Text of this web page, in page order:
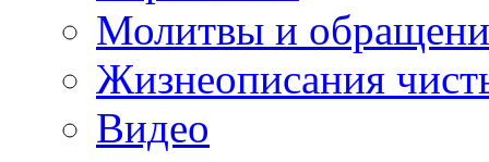
Молитвы и
Жизнеописания
Видео